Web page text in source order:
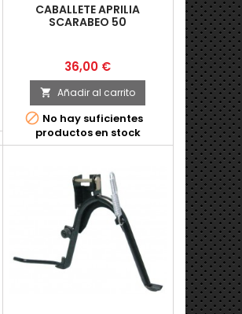
CABALLETE APRILIA
SCARABEO 50
Precio
36,00 €
 Añadir al carrito
 No hay suficientes
productos en stock